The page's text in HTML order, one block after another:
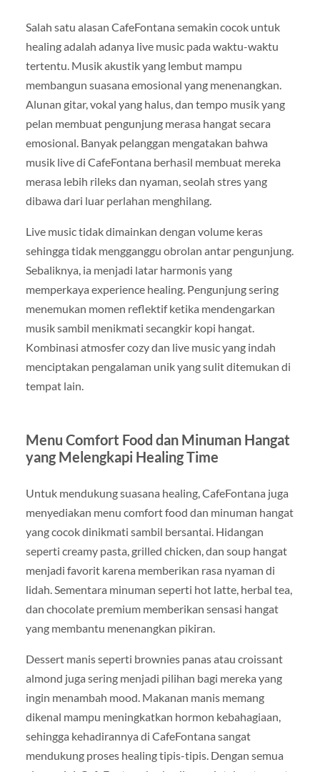
Salah satu alasan CafeFontana semakin cocok untuk
healing adalah adanya live music pada waktu-waktu
tertentu. Musik akustik yang lembut mampu
membangun suasana emosional yang menenangkan.
Alunan gitar, vokal yang halus, dan tempo musik yang
pelan membuat pengunjung merasa hangat secara
emosional. Banyak pelanggan mengatakan bahwa
musik live di CafeFontana berhasil membuat mereka
merasa lebih rileks dan nyaman, seolah stres yang
dibawa dari luar perlahan menghilang.
Live music tidak dimainkan dengan volume keras
sehingga tidak mengganggu obrolan antar pengunjung.
Sebaliknya, ia menjadi latar harmonis yang
memperkaya experience healing. Pengunjung sering
menemukan momen reflektif ketika mendengarkan
musik sambil menikmati secangkir kopi hangat.
Kombinasi atmosfer cozy dan live music yang indah
menciptakan pengalaman unik yang sulit ditemukan di
tempat lain.
Menu Comfort Food dan Minuman Hangat
yang Melengkapi Healing Time
Untuk mendukung suasana healing, CafeFontana juga
menyediakan menu comfort food dan minuman hangat
yang cocok dinikmati sambil bersantai. Hidangan
seperti creamy pasta, grilled chicken, dan soup hangat
menjadi favorit karena memberikan rasa nyaman di
lidah. Sementara minuman seperti hot latte, herbal tea,
dan chocolate premium memberikan sensasi hangat
yang membantu menenangkan pikiran.
Dessert manis seperti brownies panas atau croissant
almond juga sering menjadi pilihan bagi mereka yang
ingin menambah mood. Makanan manis memang
dikenal mampu meningkatkan hormon kebahagiaan,
sehingga kehadirannya di CafeFontana sangat
mendukung proses healing tipis-tipis. Dengan semua